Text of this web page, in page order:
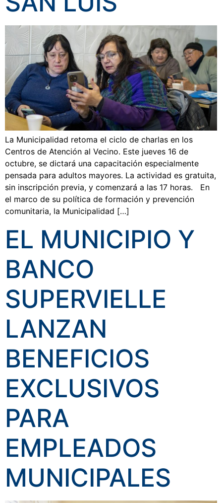
La Municipalidad retoma el ciclo de charlas en los
Centros de Atención al Vecino. Este jueves 16 de
octubre, se dictará una capacitación especialmente
pensada para adultos mayores. La actividad es gratuita,
sin inscripción previa, y comenzará a las 17 horas. En
el marco de su política de formación y prevención
comunitaria, la Municipalidad […]
EL MUNICIPIO Y
BANCO
SUPERVIELLE
LANZAN
BENEFICIOS
EXCLUSIVOS
PARA
EMPLEADOS
MUNICIPALES